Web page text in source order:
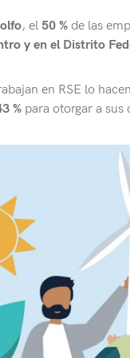
, el 50 % de las
y en el Distrito
en RSE lo
% para otorgar a